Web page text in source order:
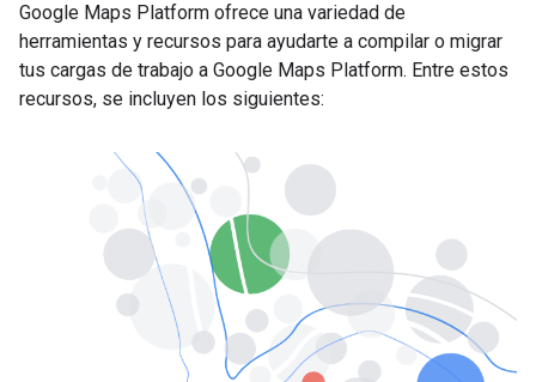
Google Maps Platform ofrece una variedad de
herramientas y recursos para ayudarte a compilar o migrar
tus cargas de trabajo a Google Maps Platform. Entre estos
recursos, se incluyen los siguientes: